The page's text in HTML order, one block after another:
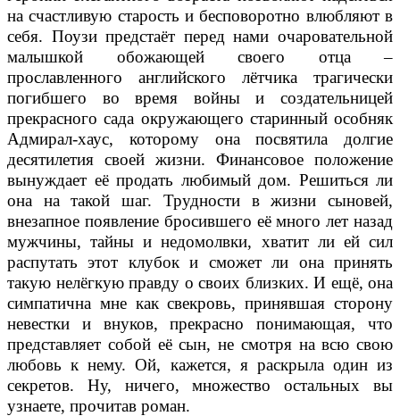
на счастливую старость и бесповоротно влюбляют в
себя. Поузи предстаёт перед нами очаровательной
малышкой обожающей своего отца –
прославленного английского лётчика трагически
погибшего во время войны и создательницей
прекрасного сада окружающего старинный особняк
Адмирал-хаус, которому она посвятила долгие
десятилетия своей жизни. Финансовое положение
вынуждает её продать любимый дом. Решиться ли
она на такой шаг. Трудности в жизни сыновей,
внезапное появление бросившего её много лет назад
мужчины, тайны и недомолвки, хватит ли ей сил
распутать этот клубок и сможет ли она принять
такую нелёгкую правду о своих близких. И ещё, она
симпатична мне как свекровь, принявшая сторону
невестки и внуков, прекрасно понимающая, что
представляет собой её сын, не смотря на всю свою
любовь к нему. Ой, кажется, я раскрыла один из
секретов. Ну, ничего, множество остальных вы
узнаете, прочитав роман.